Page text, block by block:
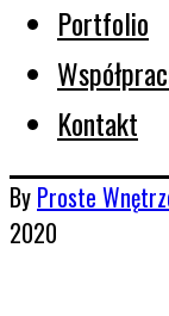
Portfolio
Kontakt
By Proste
2020